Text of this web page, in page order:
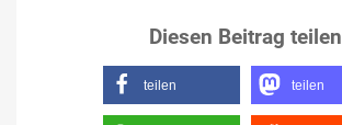
Diesen Beitrag teilen
teilen teilen